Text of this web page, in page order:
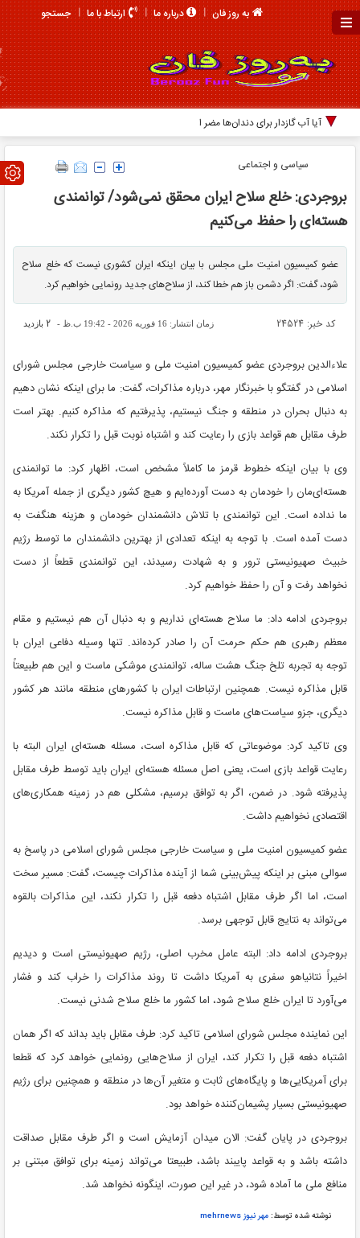
به روز فان درباره ما ارتباط با ما جستجو
آیا آب گازدار برای دندان‌ها مضر است؟
سیاسی و اجتماعی
بروجردی: خلع سلاح ایران محقق نمی‌شود/ توانمندی
هسته‌ای را حفظ می‌کنیم
عضو کمیسیون امنیت ملی مجلس با بیان اینکه ایران کشوری نیست که خلع سلاح
شود، گفت: اگر دشمن باز هم خطا کند، از سلاح‌های جدید رونمایی خواهیم کرد.
کد خبر: 24524 زمان انتشار: 16 فوریه 2026 - 19:42 ب.ظ - 2 بازدید
علاءالدین بروجردی عضو کمیسیون امنیت ملی و سیاست خارجی مجلس شورای
اسلامی در گفتگو با خبرنگار مهر، درباره مذاکرات، گفت: ما برای اینکه نشان دهیم
به دنبال بحران در منطقه و جنگ نیستیم، پذیرفتیم که مذاکره کنیم. بهتر است
طرف مقابل هم قواعد بازی را رعایت کند و اشتباه نوبت قبل را تکرار نکند.
وی با بیان اینکه خطوط قرمز ما کاملاً مشخص است، اظهار کرد: ما توانمندی
هسته‌ای‌مان را خودمان به دست آورده‌ایم و هیچ کشور دیگری از جمله آمریکا به
ما نداده است. این توانمندی با تلاش دانشمندان خودمان و هزینه هنگفت به
دست آمده است. با توجه به اینکه تعدادی از بهترین دانشمندان ما توسط رژیم
خبیث صهیونیستی ترور و به شهادت رسیدند، این توانمندی قطعاً از دست
نخواهد رفت و آن را حفظ خواهیم کرد.
بروجردی ادامه داد: ما سلاح هسته‌ای نداریم و به دنبال آن هم نیستیم و مقام
معظم رهبری هم حکم حرمت آن را صادر کرده‌اند. تنها وسیله دفاعی ایران با
توجه به تجربه تلخ جنگ هشت ساله، توانمندی موشکی ماست و این هم طبیعتاً
قابل مذاکره نیست. همچنین ارتباطات ایران با کشورهای منطقه مانند هر کشور
دیگری، جزو سیاست‌های ماست و قابل مذاکره نیست.
وی تاکید کرد: موضوعاتی که قابل مذاکره است، مسئله هسته‌ای ایران البته با
رعایت قواعد بازی است، یعنی اصل مسئله هسته‌ای ایران باید توسط طرف مقابل
پذیرفته شود. در ضمن، اگر به توافق برسیم، مشکلی هم در زمینه همکاری‌های
اقتصادی نخواهیم داشت.
عضو کمیسیون امنیت ملی و سیاست خارجی مجلس شورای اسلامی در پاسخ به
سوالی مبنی بر اینکه پیش‌بینی شما از آینده مذاکرات چیست، گفت: مسیر سخت
است، اما اگر طرف مقابل اشتباه دفعه قبل را تکرار نکند، این مذاکرات بالقوه
می‌تواند به نتایج قابل توجهی برسد.
بروجردی ادامه داد: البته عامل مخرب اصلی، رژیم صهیونیستی است و دیدیم
اخیراً نتانیاهو سفری به آمریکا داشت تا روند مذاکرات را خراب کند و فشار
می‌آورد تا ایران خلع سلاح شود، اما کشور ما خلع سلاح شدنی نیست.
این نماینده مجلس شورای اسلامی تاکید کرد: طرف مقابل باید بداند که اگر همان
اشتباه دفعه قبل را تکرار کند، ایران از سلاح‌هایی رونمایی خواهد کرد که قطعا
برای آمریکایی‌ها و پایگاه‌های ثابت و متغیر آن‌ها در منطقه و همچنین برای رژیم
صهیونیستی بسیار پشیمان‌کننده خواهد بود.
بروجردی در پایان گفت: الان میدان آزمایش است و اگر طرف مقابل صداقت
داشته باشد و به قواعد پایبند باشد، طبیعتا می‌تواند زمینه برای توافق مبتنی بر
منافع ملی ما آماده شود، در غیر این صورت، اینگونه نخواهد شد.
نوشته شده توسط:مهر نیوز mehrnews